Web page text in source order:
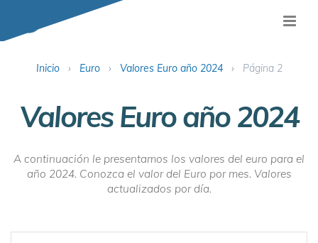
Inicio› Euro› Valores Euro año 2024› Página 2
Valores Euro año 2024
A continuación le presentamos los valores del euro para el
año 2024. Conozca el valor del Euro por mes. Valores
actualizados por día.